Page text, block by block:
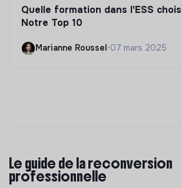
Quelle formation dans l'ESS
Notre Top 10
Marianne Roussel •07 mars 2025
Le guide de la reconversion
professionnelle